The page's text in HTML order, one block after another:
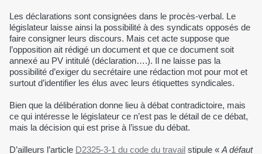
Les déclarations sont consignées dans le procès-verbal. Le
législateur laisse ainsi la possibilité à des syndicats opposés de
faire consigner leurs discours. Mais cet acte suppose que
l’opposition ait rédigé un document et que ce document soit
annexé au PV intitulé (déclaration….). Il ne laisse pas la
possibilité d’exiger du secrétaire une rédaction mot pour mot et
surtout d’identifier les élus avec leurs étiquettes syndicales.
Bien que la délibération donne lieu à débat contradictoire, mais
ce qui intéresse le législateur ce n’est pas le détail de ce débat,
mais la décision qui est prise à l’issue du débat.
D’ailleurs l’article D2325-3-1 du code du travail stipule « A défaut